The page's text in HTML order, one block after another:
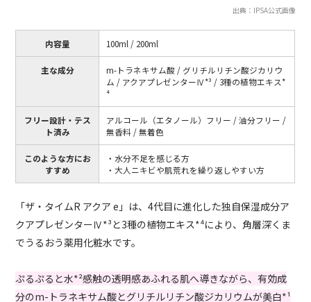
出典：IPSA公式画像
内容量 100ml / 200ml
主な成分
m-トラネキサム酸 / グリチルリチン酸ジカリウ
ム / アクアプレゼンターⅣ*³ / 3種の植物エキス*
⁴
フリー設計・テス
ト済み
アルコール（エタノール）フリー / 油分フリー /
無香料 / 無着色
このような方にお
すすめ
・水分不足を感じる方
・大人ニキビや肌荒れを繰り返しやすい方
「ザ・タイムR アクア e」は、4代目に進化した独自保湿成分ア
クアプレゼンターⅣ*³と3種の植物エキス*⁴により、角層深くま
でうるおう薬用化粧水です。
ぷるぷると水*²感触の透明感あふれる肌へ導きながら、有効成
分のm-トラネキサム酸とグリチルリチン酸ジカリウムが美白*¹